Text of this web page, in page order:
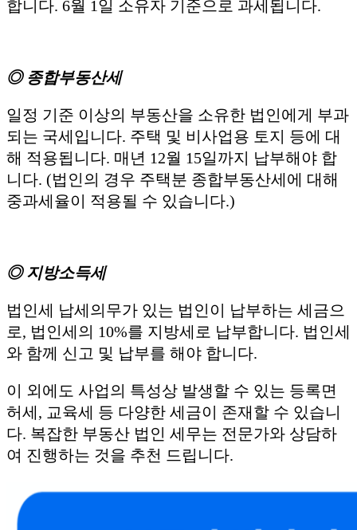
합니다. 6월 1일 소유자 기준으로 과세됩니다.
◎ 종합부동산세
일정 기준 이상의 부동산을 소유한 법인에게 부과
되는 국세입니다. 주택 및 비사업용 토지 등에 대
해 적용됩니다. 매년 12월 15일까지 납부해야 합
니다. (법인의 경우 주택분 종합부동산세에 대해
중과세율이 적용될 수 있습니다.)
◎ 지방소득세
법인세 납세의무가 있는 법인이 납부하는 세금으
로, 법인세의 10%를 지방세로 납부합니다. 법인세
와 함께 신고 및 납부를 해야 합니다.
이 외에도 사업의 특성상 발생할 수 있는 등록면
허세, 교육세 등 다양한 세금이 존재할 수 있습니
다. 복잡한 부동산 법인 세무는 전문가와 상담하
여 진행하는 것을 추천 드립니다.